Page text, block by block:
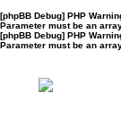
[phpBB Debug] PHP
Parameter must be an
[phpBB Debug] PHP
Parameter must be an